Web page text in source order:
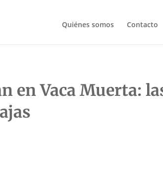
Quiénes somos Contacto
en Vaca Muerta: